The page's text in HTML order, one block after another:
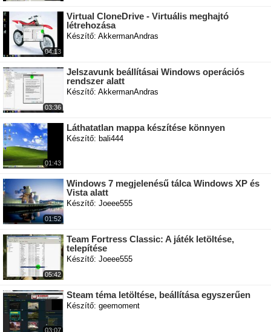
04:13
Virtual CloneDrive - Virtuális meghajtó
létrehozása
Készítő: AkkermanAndras
03:36
Jelszavunk beállításai Windows operációs
rendszer alatt
Készítő: AkkermanAndras
01:43
Láthatatlan mappa készítése könnyen
Készítő: bali444
01:52
Windows 7 megjelenésű tálca Windows XP és
Vista alatt
Készítő: Joeee555
05:42
Team Fortress Classic: A játék letöltése,
telepítése
Készítő: Joeee555
03:07
Steam téma letöltése, beállítása egyszerűen
Készítő: geemoment